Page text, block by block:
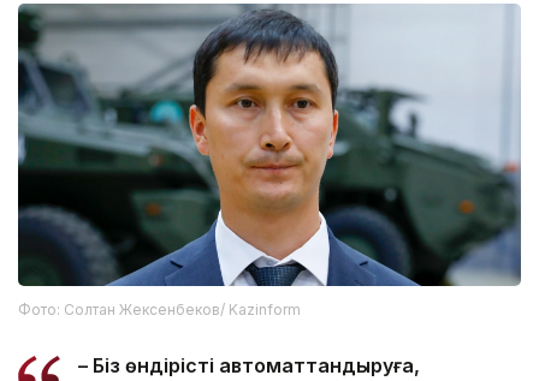
Фото: Солтан Жексенбеков/ Kazinform
– Біз өндірісті автоматтандыруға,